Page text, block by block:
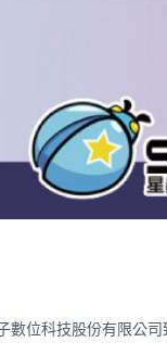
位科技股份有限公